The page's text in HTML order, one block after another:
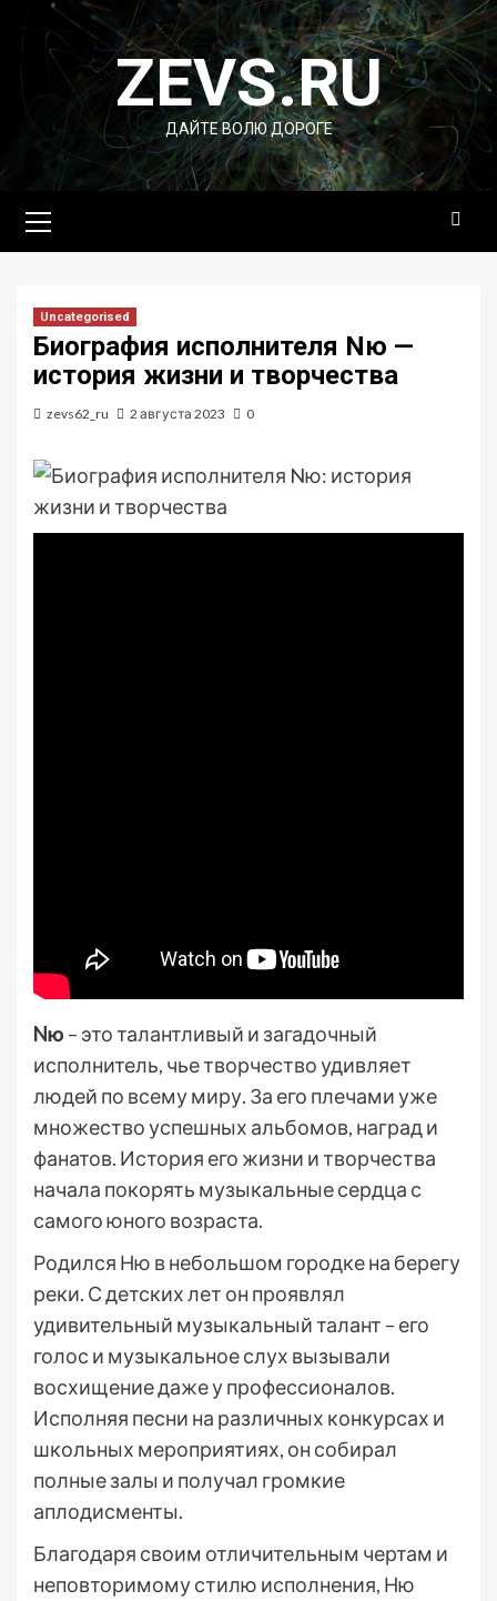
Перейти
содержимомуZEVS.RU
ДАЙТЕ ВОЛЮ ДОРОГЕ
меню
Uncategorised
Биография исполнителя Nю —
история жизни и творчества
zevs62_ru 2 августа 2023 0
Nю – это талантливый и загадочный
исполнитель, чье творчество удивляет
людей по всему миру. За его плечами уже
множество успешных альбомов, наград и
фанатов. История его жизни и творчества
начала покорять музыкальные сердца с
самого юного возраста.
Родился Ню в небольшом городке на берегу
реки. С детских лет он проявлял
удивительный музыкальный талант – его
голос и музыкальное слух вызывали
восхищение даже у профессионалов.
Исполняя песни на различных конкурсах и
школьных мероприятиях, он собирал
полные залы и получал громкие
аплодисменты.
Благодаря своим отличительным чертам и
неповторимому стилю исполнения, Ню